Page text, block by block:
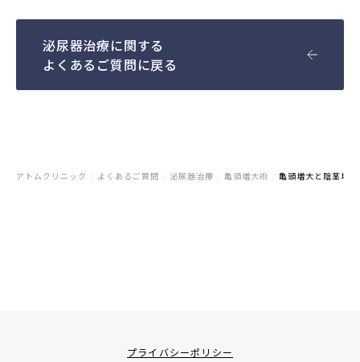
泌尿器治療に関する
よくあるご質問に戻る
アトムクリニック よくあるご質問 泌尿器治療 亀頭増大術 亀頭増大と陰茎増
プライバシーポリシー